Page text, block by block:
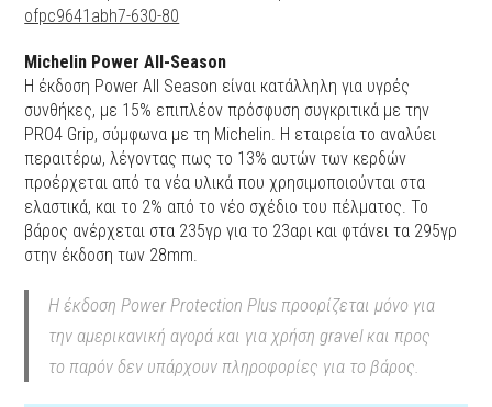
Μichelin Power All-Season
Η έκδοση Power All Season είναι κατάλληλη για υγρές
συνθήκες, με 15% επιπλέον πρόσφυση συγκριτικά με την
PRO4 Grip, σύμφωνα με τη Michelin. Η εταιρεία το αναλύει
περαιτέρω, λέγοντας πως το 13% αυτών των κερδών
προέρχεται από τα νέα υλικά που χρησιμοποιούνται στα
ελαστικά, και το 2% από το νέο σχέδιο του πέλματος. Το
βάρος ανέρχεται στα 235γρ για το 23αρι και φτάνει τα 295γρ
στην έκδοση των 28mm.
H έκδοση Power Protection Plus προορίζεται μόνο για
την αμερικανική αγορά και για χρήση gravel και προς
το παρόν δεν υπάρχουν πληροφορίες για το βάρος.